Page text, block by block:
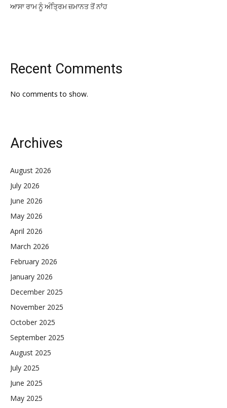
ਆਸਾ ਰਾਮ ਨੂੰ ਅੰਤ੍ਰਿਮ ਜ਼ਮਾਨਤ ਤੋਂ ਨਾਂਹ
Recent Comments
No comments to show.
Archives
August 2026
July 2026
June 2026
May 2026
April 2026
March 2026
February 2026
January 2026
December 2025
November 2025
October 2025
September 2025
August 2025
July 2025
June 2025
May 2025